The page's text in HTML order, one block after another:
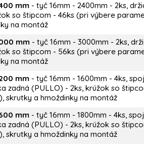
mm - tyč 16mm - 2400mm - 2ks,
so štipcom - 46ks (pri výbere
na montáž
mm - tyč 16mm - 3000mm - 2ks,
so štipcom - 56ks (pri výbere
na montáž
mm - tyč 16mm - 1600mm - 4ks,
zadná (PULLO) - 2ks, krúžok so
skrutky a hmoždinky na montáž
mm - tyč 16mm - 1800mm - 4ks,
zadná (PULLO) - 2ks, krúžok so
skrutky a hmoždinky na montáž